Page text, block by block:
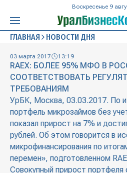
Воскресенье 9
ГЛАВНАЯ НОВОСТИ ДНЯ
03 марта 2017 13:19
RAEX: БОЛЕЕ 95% МФО В
СООТВЕТСТВОВАТЬ
ТРЕБОВАНИЯМ
УрБК, Москва, 03.03.2017. По
портфель микрозаймов без
показал прирост на 7% и
рублей. Об этом говорится в
микрофинансирования по
перемен», подготовленном
Совокупный прирост